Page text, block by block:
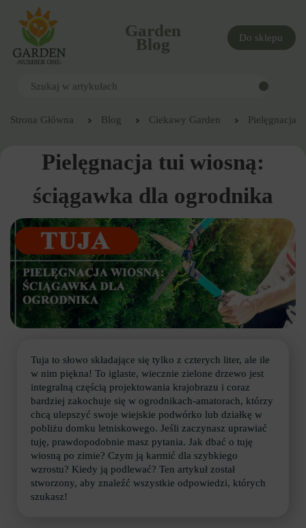
Garden
Blog Do sklepu
Strona Główna Blog Ciekawy Garden Pielęgnacja
Pielęgnacja tui wiosną:
ściągawka dla ogrodnika
Tuja to słowo składające się tylko z czterych liter, ale ile
w nim piękna! To iglaste, wiecznie zielone drzewo jest
integralną częścią projektowania krajobrazu i coraz
bardziej zakochuje się w ogrodnikach-amatorach, którzy
chcą ulepszyć swoje wiejskie podwórko lub działkę w
pobliżu domku letniskowego. Jeśli zaczynasz uprawiać
tuję, prawdopodobnie masz pytania. Jak dbać o tuję
wiosną po zimie? Czym ją karmić dla szybkiego
wzrostu? Kiedy ją podlewać? Ten artykuł został
stworzony, aby znaleźć wszystkie odpowiedzi, których
szukasz!